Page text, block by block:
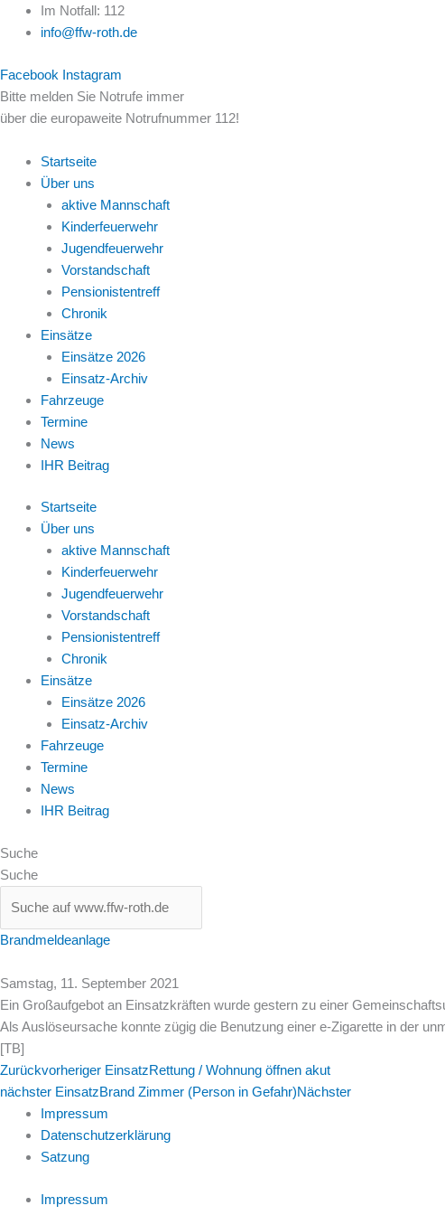
Inhalt
Im Notfall: 112
info@ffw-roth.de
Facebook Instagram
Bitte melden Sie Notrufe immer
über die europaweite Notrufnummer 112!
Startseite
Über uns
aktive Mannschaft
Kinderfeuerwehr
Jugendfeuerwehr
Vorstandschaft
Pensionistentreff
Chronik
Einsätze
Einsätze 2026
Einsatz-Archiv
Fahrzeuge
Termine
News
IHR Beitrag
Startseite
Über uns
aktive Mannschaft
Kinderfeuerwehr
Jugendfeuerwehr
Vorstandschaft
Pensionistentreff
Chronik
Einsätze
Einsätze 2026
Einsatz-Archiv
Fahrzeuge
Termine
News
IHR Beitrag
Suche
Suche
Brandmeldeanlage
Samstag, 11. September 2021
Ein Großaufgebot an Einsatzkräften wurde gestern zu einer
Als Auslöseursache konnte zügig die Benutzung einer e-Zigarette in der
[TB]
Zurückvorheriger EinsatzRettung / Wohnung öffnen akut
nächster EinsatzBrand Zimmer (Person in Gefahr)Nächster
Impressum
Datenschutzerklärung
Satzung
Impressum